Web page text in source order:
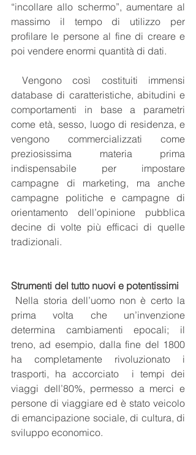
“incollare allo schermo”, aumentare al
massimo il tempo di utilizzo per
profilare le persone al fine di creare e
poi vendere enormi quantità di dati.
database di caratteristiche, abitudini e
comportamenti in base a parametri
come età, sesso, luogo di residenza, e
vengono commercializzati come
preziosissima materia prima
indispensabile per impostare
campagne di marketing, ma anche
campagne politiche e campagne di
orientamento dell’opinione pubblica
decine di volte più efficaci di quelle
tradizionali.
Strumenti del tutto nuovi e potentissimi
prima volta che un’invenzione
determina cambiamenti epocali; il
treno, ad esempio, dalla fine del 1800
ha completamente rivoluzionato i
trasporti, ha accorciato  i tempi dei
viaggi dell’80%, permesso a merci e
persone di viaggiare ed è stato veicolo
di emancipazione sociale, di cultura, di
sviluppo economico.